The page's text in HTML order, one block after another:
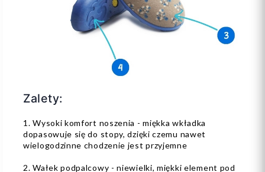
Zalety:
1. Wysoki komfort noszenia - miękka wkładka
dopasowuje się do stopy, dzięki czemu nawet
wielogodzinne chodzenie jest przyjemne
2. Wałek podpalcowy - niewielki, miękki element pod